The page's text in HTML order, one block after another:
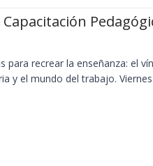
para recrear la enseñanza: el
y el mundo del trabajo.